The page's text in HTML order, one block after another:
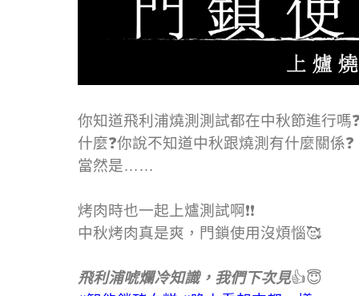
你知道飛利浦燒測測試都在中秋節進行嗎
什麼❓你說不知道中秋跟燒測有什麼關係❓
當然是……
烤肉時也一起上爐測試啊❗❗
中秋烤肉真是爽，門鎖使用沒煩惱🥰
飛利浦唬爛冷知識，我們下次見👍😇